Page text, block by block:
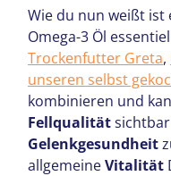
Wie du nun weißt ist
Omega-3 Öl
Trockenfutter Greta,
unseren selbst
kombinieren und
Fellqualität
Gelenkgesundheit
allgemeineVitalität